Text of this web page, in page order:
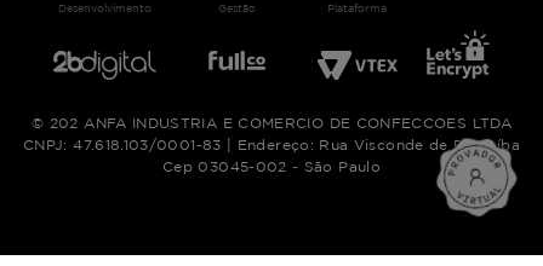
Desenvolvimento Gestão Plataforma
© 202 ANFA INDUSTRIA E COMERCIO DE CONFECCOES LTDA
CNPJ: 47.618.103/0001-83 | Endereço: Rua Visconde de Parnaíba
Cep 03045-002 - São Paulo